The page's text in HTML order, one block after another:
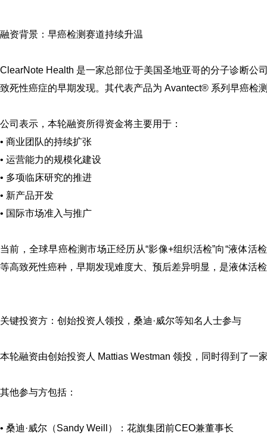
融资背景： 早癌检测赛道持续升温
ClearNote Health 是一家总部位于美国圣地亚哥的分子诊断公
致死性癌症的早期发现。其代表产品为 Avantect® 系列早癌检
公司表示，本轮融资所得资金将主要用于：
• 商业团队的持续扩张
• 运营能力的规模化建设
• 多项临床研究的推进
• 新产品开发
• 国际市场准入与推广
当前，全球早癌检测市场正经历从“影像+组织活检”向“液体活
等高致死性癌种，早期发现难度大、预后差异明显，是液体活
关键投资方：创始投资人领投， 桑迪·威尔等知名人士参与
本轮融资由创始投资人 Mattias Westman 领投，同时得到了一
其他参与方包括：
• 桑迪·威尔（Sandy Weill）：花旗集团前CEO兼董事长